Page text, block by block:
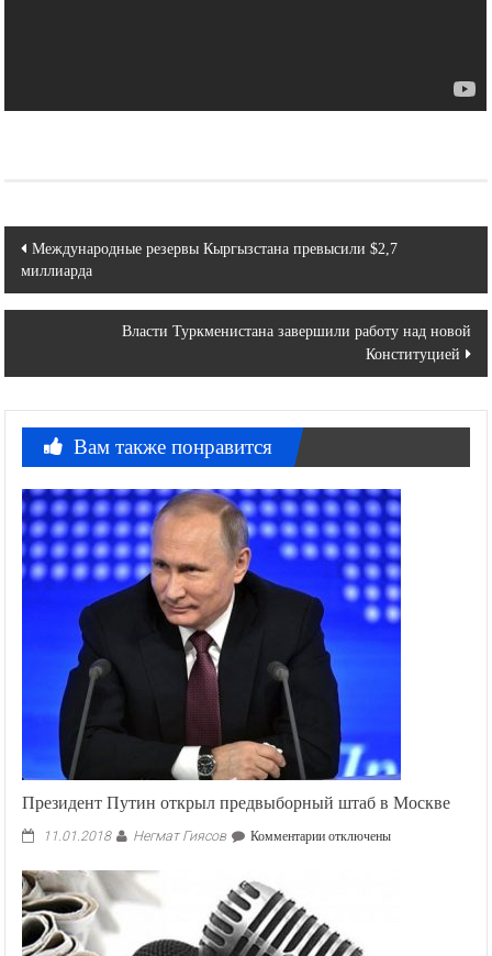
Навигация
по
Международные резервы Кыргызстана превысили $2,7
миллиарда
Власти Туркменистана завершили работу над новой
Конституцией
Вам также понравится
Президент Путин открыл предвыборный штаб в Москве
11.01.2018 Негмат Гиясов Комментариик
предвыборный
отключены